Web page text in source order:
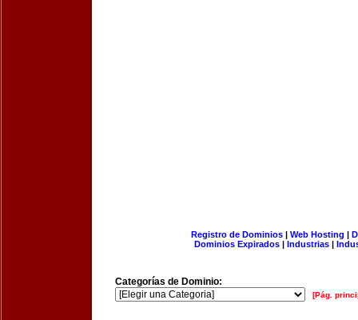
Registro de Dominios| Web Hosting |
Dominios Expirados | Industrias |
Categorías de Dominio:
[Pág.